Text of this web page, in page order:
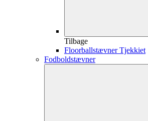
Tilbage
Floorballstævner Tjekkiet
Fodboldstævner